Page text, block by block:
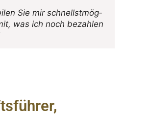
Sie mir schnellst­mög­
was ich noch bezahlen